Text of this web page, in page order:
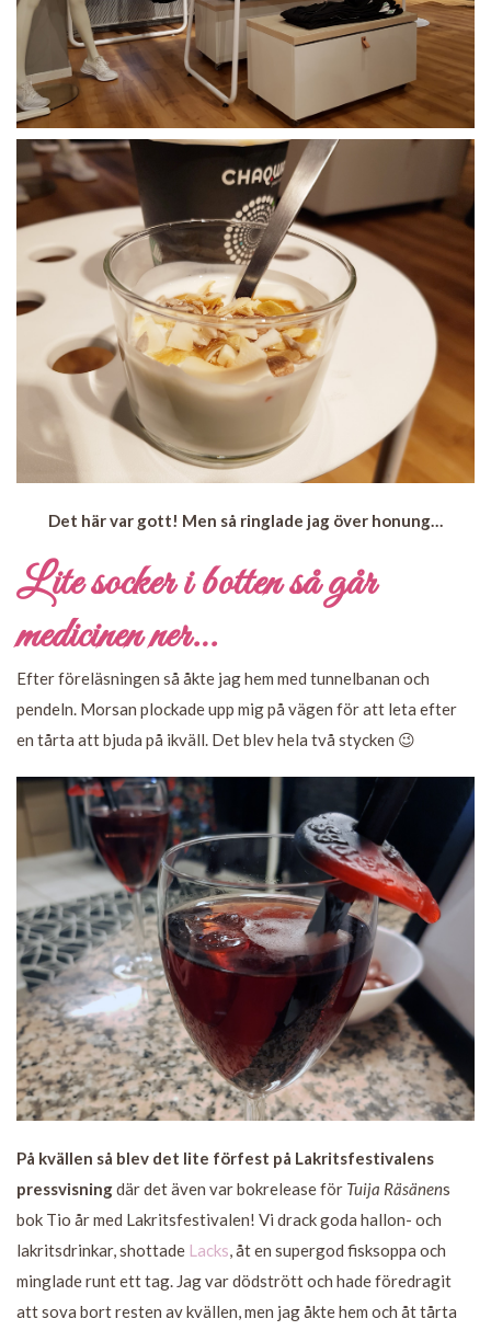
Det här var gott! Men så ringlade jag över honung…
Lite socker i botten så går
medicinen ner…
Efter föreläsningen så åkte jag hem med tunnelbanan och
pendeln. Morsan plockade upp mig på vägen för att leta efter
en tårta att bjuda på ikväll. Det blev hela två stycken 😉
På kvällen så blev det lite förfest på Lakritsfestivalens
pressvisningdär det även var bokrelease för Tuija Räsänens
bok Tio år med Lakritsfestivalen! Vi drack goda hallon- och
lakritsdrinkar, shottade Lacks, åt en supergod fisksoppa och
minglade runt ett tag. Jag var dödstrött och hade föredragit
att sova bort resten av kvällen, men jag åkte hem och åt tårta